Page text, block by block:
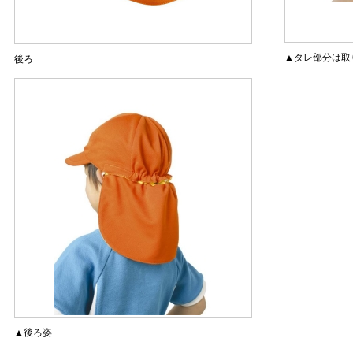
後ろ ▲タレ部分は取
▲後ろ姿